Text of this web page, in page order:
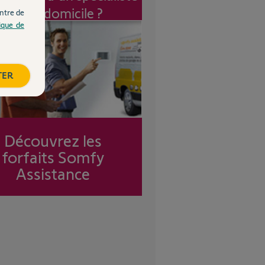
à mon domicile ?
Découvrez les
forfaits Somfy
Assistance
de
de